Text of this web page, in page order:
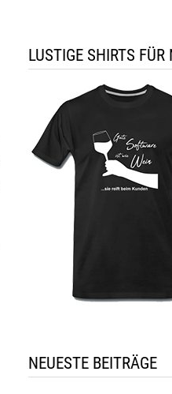
LUSTIGE SHIRTS FÜR
NEUESTE BEITRÄGE